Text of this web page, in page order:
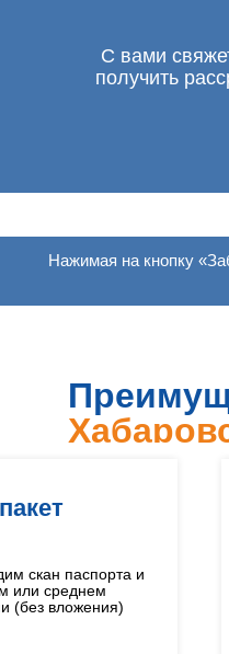
С вами
получить
Нажимая на кнопку
скан паспорта и
или среднем
(без вложения)